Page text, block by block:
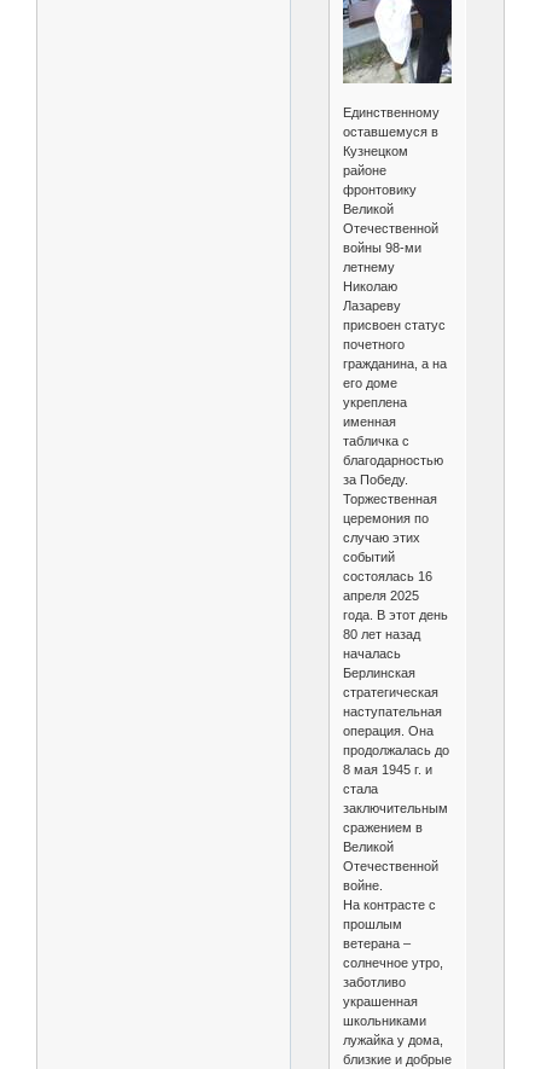
Единственному
оставшемуся в
Кузнецком
районе
фронтовику
Великой
Отечественной
войны 98-ми
летнему
Николаю
Лазареву
присвоен статус
почетного
гражданина, а на
его доме
укреплена
именная
табличка с
благодарностью
за Победу.
Торжественная
церемония по
случаю этих
событий
состоялась 16
апреля 2025
года. В этот день
80 лет назад
началась
Берлинская
стратегическая
наступательная
операция. Она
продолжалась до
8 мая 1945 г. и
стала
заключительным
сражением в
Великой
Отечественной
войне.
На контрасте с
прошлым
ветерана –
солнечное утро,
заботливо
украшенная
школьниками
лужайка у дома,
близкие и добрые